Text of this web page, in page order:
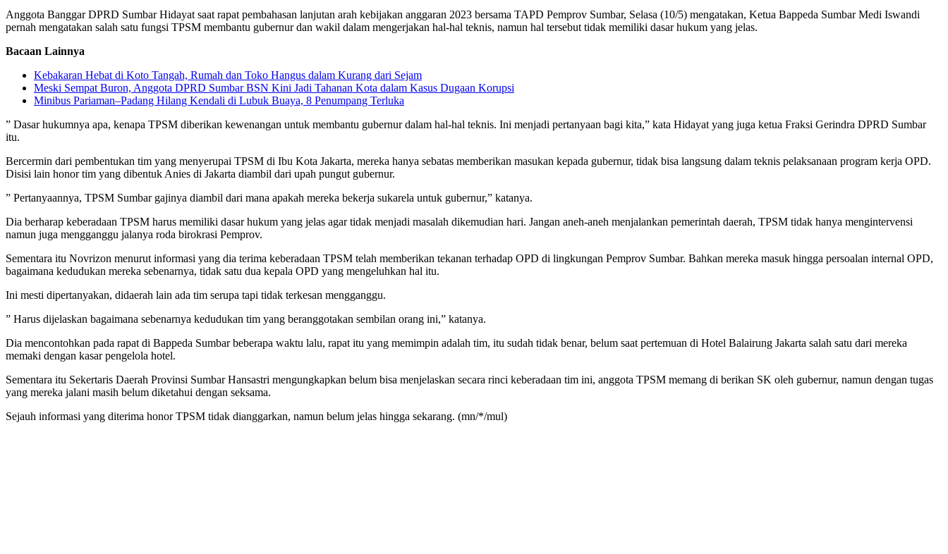
Anggota Banggar DPRD Sumbar Hidayat saat rapat pembahasan lanjutan arah kebijakan anggaran 2023 bersama TAPD Pemprov Sumbar, Selasa (10/5) mengatakan, Ketua Bappeda Sumbar Medi Iswandi
pernah mengatakan salah satu fungsi TPSM membantu gubernur dan wakil dalam mengerjakan hal-hal teknis, namun hal tersebut tidak memiliki dasar hukum yang jelas.
Bacaan Lainnya
Kebakaran Hebat di Koto Tangah, Rumah dan Toko Hangus dalam Kurang dari Sejam
Meski Sempat Buron, Anggota DPRD Sumbar BSN Kini Jadi Tahanan Kota dalam Kasus Dugaan Korupsi
Minibus Pariaman–Padang Hilang Kendali di Lubuk Buaya, 8 Penumpang Terluka
” Dasar hukumnya apa, kenapa TPSM diberikan kewenangan untuk membantu gubernur dalam hal-hal teknis. Ini menjadi pertanyaan bagi kita,” kata Hidayat yang juga ketua Fraksi Gerindra DPRD Sumbar
itu.
Bercermin dari pembentukan tim yang menyerupai TPSM di Ibu Kota Jakarta, mereka hanya sebatas memberikan masukan kepada gubernur, tidak bisa langsung dalam teknis pelaksanaan program kerja OPD.
Disisi lain honor tim yang dibentuk Anies di Jakarta diambil dari upah pungut gubernur.
” Pertanyaannya, TPSM Sumbar gajinya diambil dari mana apakah mereka bekerja sukarela untuk gubernur,” katanya.
Dia berharap keberadaan TPSM harus memiliki dasar hukum yang jelas agar tidak menjadi masalah dikemudian hari. Jangan aneh-aneh menjalankan pemerintah daerah, TPSM tidak hanya mengintervensi
namun juga mengganggu jalanya roda birokrasi Pemprov.
Sementara itu Novrizon menurut informasi yang dia terima keberadaan TPSM telah memberikan tekanan terhadap OPD di lingkungan Pemprov Sumbar. Bahkan mereka masuk hingga persoalan internal OPD,
bagaimana kedudukan mereka sebenarnya, tidak satu dua kepala OPD yang mengeluhkan hal itu.
Ini mesti dipertanyakan, didaerah lain ada tim serupa tapi tidak terkesan mengganggu.
” Harus dijelaskan bagaimana sebenarnya kedudukan tim yang beranggotakan sembilan orang ini,” katanya.
Dia mencontohkan pada rapat di Bappeda Sumbar beberapa waktu lalu, rapat itu yang memimpin adalah tim, itu sudah tidak benar, belum saat pertemuan di Hotel Balairung Jakarta salah satu dari mereka
memaki dengan kasar pengelola hotel.
Sementara itu Sekertaris Daerah Provinsi Sumbar Hansastri mengungkapkan belum bisa menjelaskan secara rinci keberadaan tim ini, anggota TPSM memang di berikan SK oleh gubernur, namun dengan tugas
yang mereka jalani masih belum diketahui dengan seksama.
Sejauh informasi yang diterima honor TPSM tidak dianggarkan, namun belum jelas hingga sekarang. (mn/*/mul)